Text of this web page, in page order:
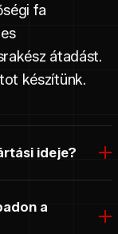
fa
átadást.
készítünk.
ideje?
a